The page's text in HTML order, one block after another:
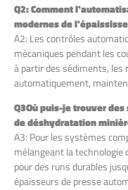
Q2: Comment
modernes de
A2: Les contrôles
mécaniques pendant les
à partir des sédiments, les
automatiquement,
Q3Où puis-je trouver
de déshydratation
A3: Pour les systèmes
mélangeant la
pour des runs durables
épaisseurs de presse